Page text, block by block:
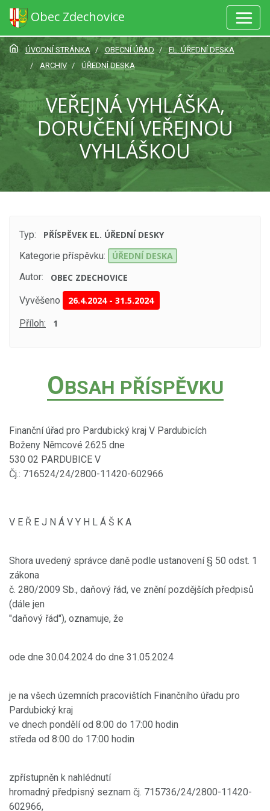
Obec Zdechovice
ÚVODNÍ STRÁNKA OBECNÍ ÚŘAD
EL. ÚŘEDNÍ DESKA
ARCHIV
ÚŘEDNÍ DESKA
VEŘEJNÁ VYHLÁŠKA,
DORUČENÍ VEŘEJNOU
VYHLÁŠKOU
Typ:
PŘÍSPĚVEK EL. ÚŘEDNÍ DESKY
Kategorie příspěvku:
ÚŘEDNÍ DESKA
Autor:
OBEC ZDECHOVICE
Vyvěšeno 26.4.2024-31.5.2024
Příloh: 1
OBSAH PŘÍSPĚVKU
Finanční úřad pro Pardubický kraj V Pardubicích
Boženy Němcové 2625 dne
530 02 PARDUBICE V
Čj.: 716524/24/2800-11420-602966
V E Ř E J N Á V Y H L Á Š K A
Shora uvedený správce daně podle ustanovení § 50 odst. 1
zákona
č. 280/2009 Sb., daňový řád, ve znění pozdějších předpisů
(dále jen
"daňový řád"), oznamuje, že
ode dne 30.04.2024 do dne 31.05.2024
je na všech územních pracovištích Finančního úřadu pro
Pardubický kraj
ve dnech pondělí od 8:00 do 17:00 hodin
středa od 8:00 do 17:00 hodin
zpřístupněn k nahlédnutí
hromadný předpisný seznam čj. 715736/24/2800-11420-
602966,